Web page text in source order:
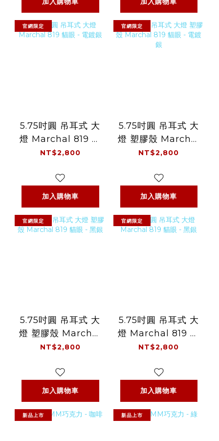
官網限定
5.75吋圓 吊耳式 大
燈 Marchal 819 貓
眼 - 電鍍銀
NT$2,800
加入購物車
官網限定
5.75吋圓 吊耳式 大
燈 塑膠殼 Marchal
819 貓眼 - 電鍍銀
NT$2,800
加入購物車
官網限定
5.75吋圓 吊耳式 大
燈 塑膠殼 Marchal
819 貓眼 - 黑銀
NT$2,800
加入購物車
官網限定
5.75吋圓 吊耳式 大
燈 Marchal 819 貓
眼 - 黑銀
NT$2,800
加入購物車
新品上市 新品上市